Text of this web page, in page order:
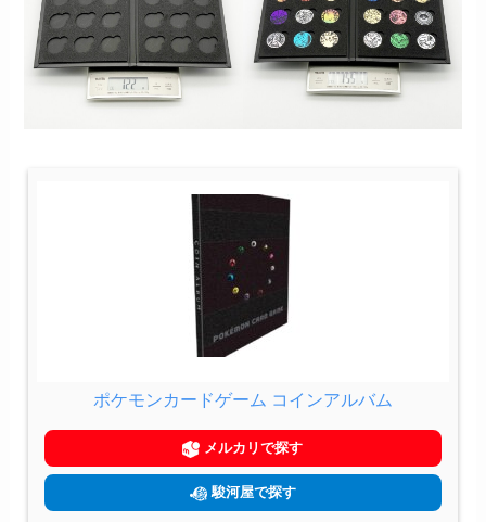
ポケモンカードゲーム コインアルバム
メルカリで探す
駿河屋で探す